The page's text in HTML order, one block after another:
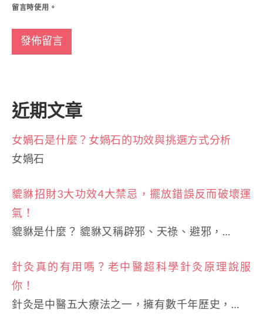
留言時使用。
近期文章
女媧石是什麼？女媧石的功效與挑選方式分析
女媧石
貔貅招財3大功效4大禁忌，擺放錯誤反而破壞運
氣！
貔貅是什麼？ 貔貅又稱辟邪、天祿、避邪，…
針灸真的有用嗎？老中醫超科學針灸原理說服
你！
針灸是中醫五大療法之一，擁有數千年歷史，…